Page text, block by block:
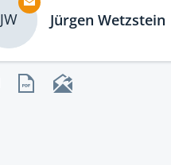
JW Jürgen Wetzstein